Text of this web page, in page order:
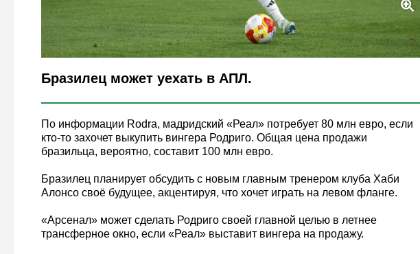
Legion-Media
Бразилец может уехать в АПЛ.
По информации Rodra, мадридский «Реал» потребует 80 млн евро, если
кто-то захочет выкупить вингера Родриго. Общая цена продажи
бразильца, вероятно, составит 100 млн евро.
Бразилец планирует обсудить с новым главным тренером клуба Хаби
Алонсо своё будущее, акцентируя, что хочет играть на левом фланге.
«Арсенал» может сделать Родриго своей главной целью в летнее
трансферное окно, если «Реал» выставит вингера на продажу.